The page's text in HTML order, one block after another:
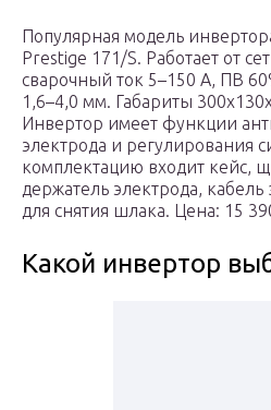
Популярная модель
Prestige 171/S. Работает от
сварочный ток 5–150 А, ПВ
1,6–4,0 мм. Габариты
Инвертор имеет функции
электрода и регулирования
комплектацию входит кейс,
держатель электрода,
для снятия шлака. Цена: 15
Какой инвертор